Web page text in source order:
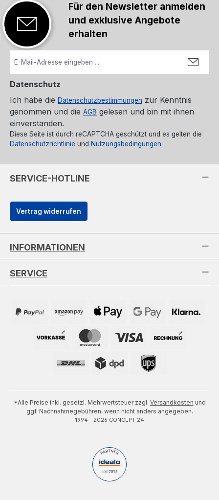
Für den Newsletter anmelden
und exklusive Angebote
erhalten
Datenschutz
Ich habe die Datenschutzbestimmungen zur Kenntnis
genommen und die AGB gelesen und bin mit ihnen
einverstanden.
Diese Seite ist durch reCAPTCHA geschützt und es gelten die
Datenschutzrichtlinie und Nutzungsbedingungen.
SERVICE-HOTLINE
Vertrag widerrufen
INFORMATIONEN
SERVICE
*Alle Preise inkl. gesetzl. Mehrwertsteuer zzgl. Versandkosten und
ggf. Nachnahmegebühren, wenn nicht anders angegeben.
1994 - 2026 CONCEPT 24